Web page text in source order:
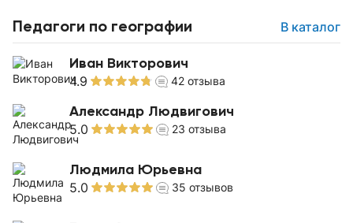
Педагоги по географии В каталог
Иван Викторович
4.9 42 отзыва
Александр Людвигович
5.0 23 отзыва
Людмила Юрьевна
5.0 35 отзывов